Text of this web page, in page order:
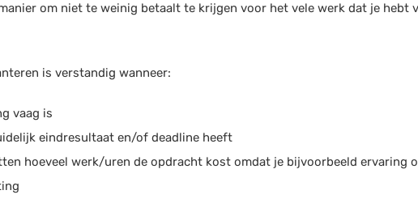
om niet te weinig betaalt te krijgen voor het vele werk dat je hebt
is verstandig wanneer:
vaag is
eindresultaat en/of deadline heeft
hoeveel werk/uren de opdracht kost omdat je bijvoorbeeld ervaring